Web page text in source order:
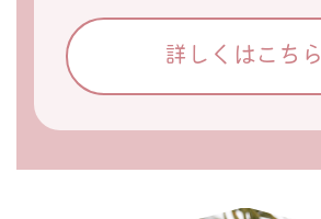
詳しくはこちら